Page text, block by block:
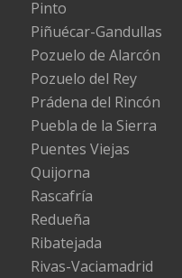
Pinto
Piñuécar-Gandullas
Pozuelo de Alarcón
Pozuelo del Rey
Prádena del Rincón
Puebla de la Sierra
Puentes Viejas
Quijorna
Rascafría
Redueña
Ribatejada
Rivas-Vaciamadrid